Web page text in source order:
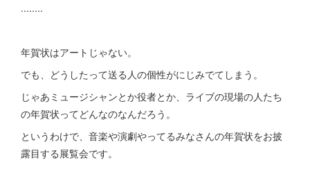
........
年賀状はアートじゃない。
でも、どうしたって送る人の個性がにじみでてしまう。
じゃあミュージシャンとか役者とか、ライブの現場の人たち
の年賀状ってどんなのなんだろう。
というわけで、音楽や演劇やってるみなさんの年賀状をお披
露目する展覧会です。